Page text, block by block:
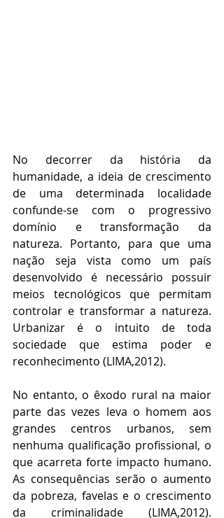
No decorrer da história da
humanidade, a ideia de crescimento
de uma determinada localidade
confunde-se com o progressivo
domínio e transformação da
natureza. Portanto, para que uma
nação seja vista como um país
desenvolvido é necessário possuir
meios tecnológicos que permitam
controlar e transformar a natureza.
Urbanizar é o intuito de toda
sociedade que estima poder e
reconhecimento (LIMA,2012).
No entanto, o êxodo rural na maior
parte das vezes leva o homem aos
grandes centros urbanos, sem
nenhuma qualificação profissional, o
que acarreta forte impacto humano.
As consequências serão o aumento
da pobreza, favelas e o crescimento
da criminalidade (LIMA,2012).